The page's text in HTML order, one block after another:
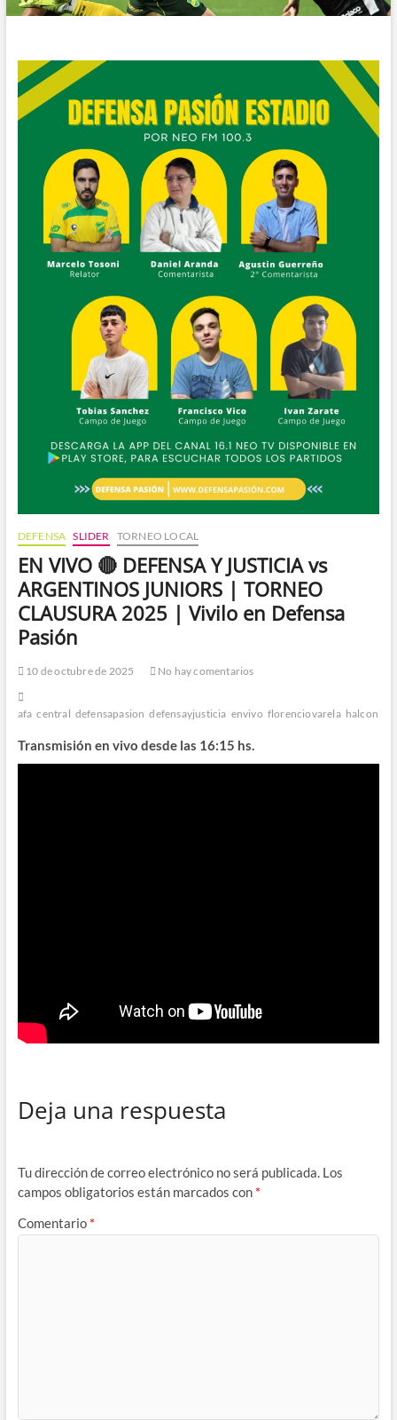
DEFENSA SLIDER TORNEO LOCAL
EN VIVO 🔴 DEFENSA Y JUSTICIA vs
ARGENTINOS JUNIORS | TORNEO
CLAUSURA 2025 | Vivilo en Defensa
Pasión
10 de octubre de 2025 No hay comentarios
afa central defensapasion defensayjusticia envivo florenciovarela halcon
Transmisión en vivo desde las 16:15 hs.
Deja una respuesta
Tu dirección de correo electrónico no será publicada. Los
campos obligatorios están marcados con *
Comentario *